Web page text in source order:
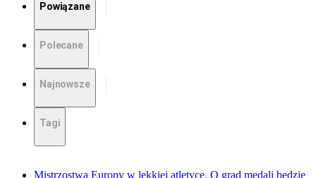
Powiązane
Polecane
Najnowsze
Tagi
Mistrzostwa Europy w lekkiej atletyce. O grad medali będzie